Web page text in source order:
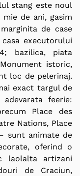
stang este noul
de ani, gasim
de case
executorului
bazilica, piata
istoric,
loc de pelerinaj.
exact targul de
feerie:
Place des
Nations, Place
sunt animate de
oferind o
laolalta artizani
de Craciun,